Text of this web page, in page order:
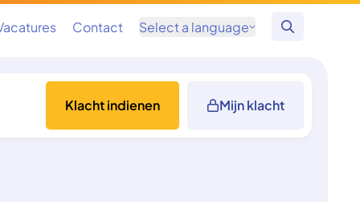
Contact Select a language
Zoeken
Klacht indienen Mijn klacht